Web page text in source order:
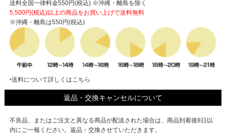
送料全国一律料金550円(税込) ※沖縄・離島を除く
5,500円(税込)以上の商品をお買い上げで送料無料
※沖縄・離島は550円(税込)
‣送料について詳しくはこちら
返品・交換キャンセルについて
不良品、またはご注文と異なる商品が配送された場合は、商品到着後8日以
内にご一報ください。返品・交換させていただきます。